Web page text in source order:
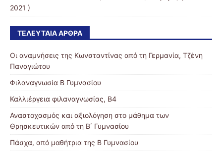
2021 )
ΤΕΛΕΥΤΑΊΑ ΆΡΘΡΑ
Οι αναμνήσεις της Κωνσταντίνας από τη Γερμανία, Τζένη
Παναγιώτου
Φιλαναγνωσία Β Γυμνασίου
Καλλιέργεια φιλαναγνωσίας, Β4
Αναστοχασμός και αξιολόγηση στο μάθημα των
Θρησκευτικών από τη Β΄ Γυμνασίου
Πάσχα, από μαθήτρια της Β Γυμνασίου